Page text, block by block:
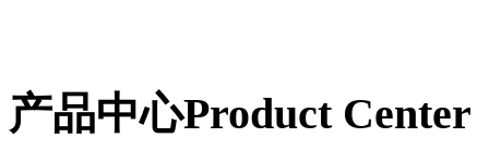
产品中心Product Center